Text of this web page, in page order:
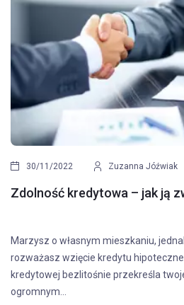
30/11/2022 Zuzanna Jóźwiak
Zdolność kredytowa – jak ją
Marzysz o własnym mieszkaniu,
rozważasz wzięcie kredytu
kredytowej bezlitośnie przekreśla
ogromnym...